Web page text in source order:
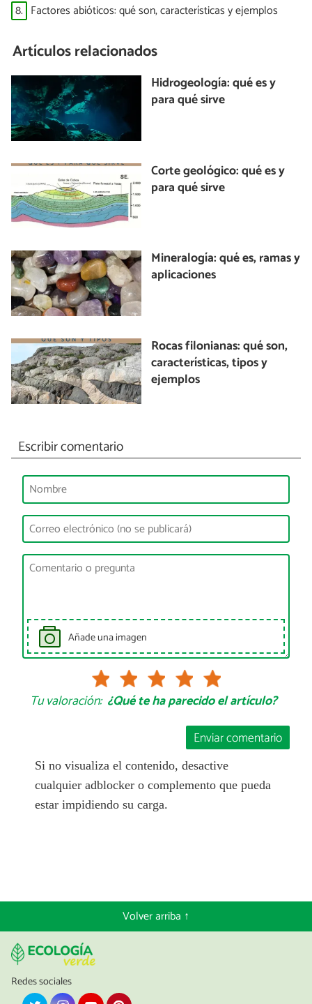
8. Factores abióticos: qué son, características y ejemplos
Artículos relacionados
Hidrogeología: qué es y
para qué sirve
Corte geológico: qué es y
para qué sirve
Mineralogía: qué es, ramas y
aplicaciones
Rocas filonianas: qué son,
características, tipos y
ejemplos
Escribir comentario
Añade una imagen
Tu valoración: ¿Qué te ha parecido el artículo?
Enviar comentario
Si no visualiza el contenido, desactive
cualquier adblocker o complemento que pueda
estar impidiendo su carga.
Volver arriba ↑
Redes sociales